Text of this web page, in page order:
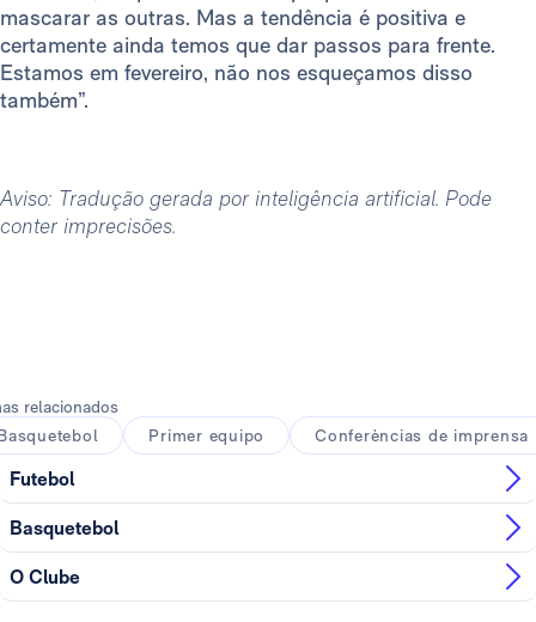
mascarar as outras. Mas a tendência é positiva e
certamente ainda temos que dar passos para frente.
Estamos em fevereiro, não nos esqueçamos disso
também”.
Aviso: Tradução gerada por inteligência artificial. Pode
conter imprecisões.
relacionados
Primer equipo Conferèncias de imprensa
Futebol
Basquetebol
O Clube